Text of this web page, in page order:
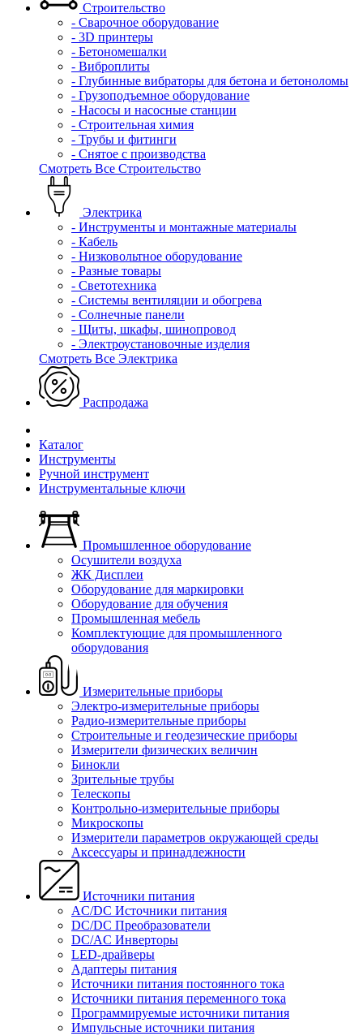
Строительство
- Сварочное оборудование
- 3D принтеры
- Бетономешалки
- Виброплиты
- Глубинные вибраторы для бетона и бетоноломы
- Грузоподъемное оборудование
- Насосы и насосные станции
- Строительная химия
- Трубы и фитинги
- Снятое с производства
Смотреть Все Строительство
Электрика
- Инструменты и монтажные материалы
- Кабель
- Низковольтное оборудование
- Разные товары
- Светотехника
- Системы вентиляции и обогрева
- Солнечные панели
- Щиты, шкафы, шинопровод
- Электроустановочные изделия
Смотреть Все Электрика
Распродажа
Каталог
Инструменты
Ручной инструмент
Инструментальные ключи
Промышленное оборудование
Осушители воздуха
ЖК Дисплеи
Оборудование для маркировки
Оборудование для обучения
Промышленная мебель
Комплектующие для промышленного
оборудования
Измерительные приборы
Электро-измерительные приборы
Радио-измерительные приборы
Строительные и геодезические приборы
Измерители физических величин
Бинокли
Зрительные трубы
Телескопы
Контрольно-измерительные приборы
Микроскопы
Измерители параметров окружающей среды
Аксессуары и принадлежности
Источники питания
AC/DC Источники питания
DC/DC Преобразователи
DC/AC Инверторы
LED-драйверы
Адаптеры питания
Источники питания постоянного тока
Источники питания переменного тока
Программируемые источники питания
Импульсные источники питания